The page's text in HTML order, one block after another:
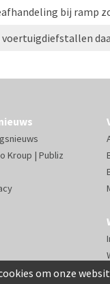
om onze
bij ramp
Kroup | Publiz